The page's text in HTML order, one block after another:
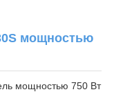
мощностью
мощностью 750 Вт